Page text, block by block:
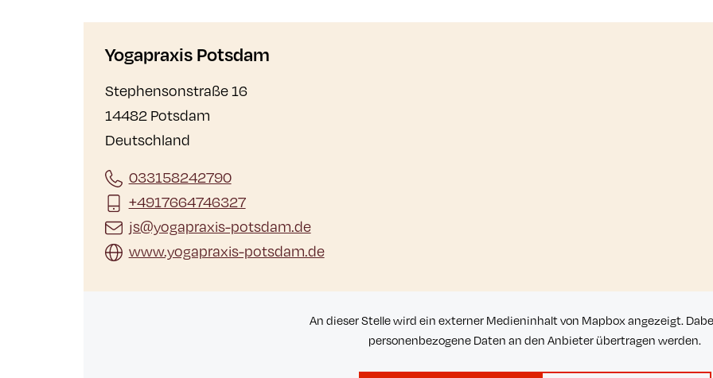
Yogapraxis Potsdam
Stephensonstraße 16
14482 Potsdam
Deutschland
033158242790
+4917664746327
js@yogapraxis-potsdam.de
www.yogapraxis-potsdam.de
An dieser Stelle wird ein externer Medieninhalt von Mapbox angezeigt.
personenbezogene Daten an den Anbieter übertragen werden.